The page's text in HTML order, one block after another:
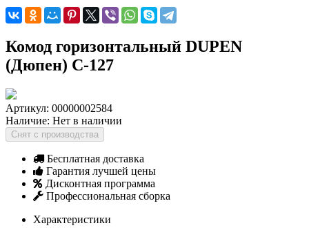
Комод горизонтальный DUPEN
(Дюпен) С-127
Артикул: 00000002584
Наличие: Нет в наличии
Снят с производства
Бесплатная доставка
Гарантия лучшей цены
Дисконтная программа
Профессиональная сборка
Характеристики